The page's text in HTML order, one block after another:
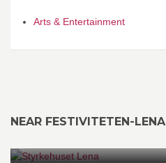
Arts & Entertainment
NEAR FESTIVITETEN-LENA